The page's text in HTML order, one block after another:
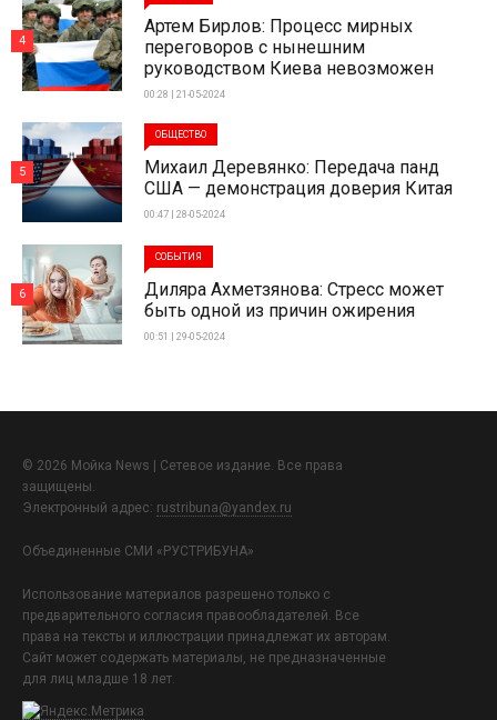
Артем Бирлов: Процесс мирных
переговоров с нынешним
руководством Киева невозможен
00:28 | 21-05-2024
4
ОБЩЕСТВО
Михаил Деревянко: Передача панд
США — демонстрация доверия Китая
00:47 | 28-05-2024
5
СОБЫТИЯ
Диляра Ахметзянова: Стресс может
быть одной из причин ожирения
00:51 | 29-05-2024
6
© 2026 Мойка News | Сетевое издание. Все права
защищены.
Электронный адрес: rustribuna@yandex.ru
Объединенные СМИ «РУСТРИБУНА»
Использование материалов разрешено только с
предварительного согласия правообладателей. Все
права на тексты и иллюстрации принадлежат их авторам.
Сайт может содержать материалы, не предназначенные
для лиц младше 18 лет.